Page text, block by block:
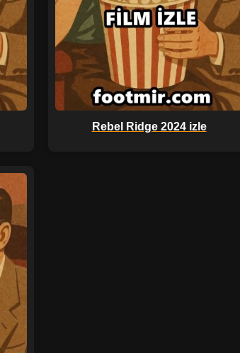
Rebel Ridge 2024 izle